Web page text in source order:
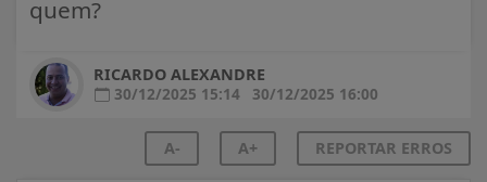
quem?
RICARDO ALEXANDRE
30/12/2025 15:14
30/12/2025 16:00
A- A+ REPORTAR ERROS